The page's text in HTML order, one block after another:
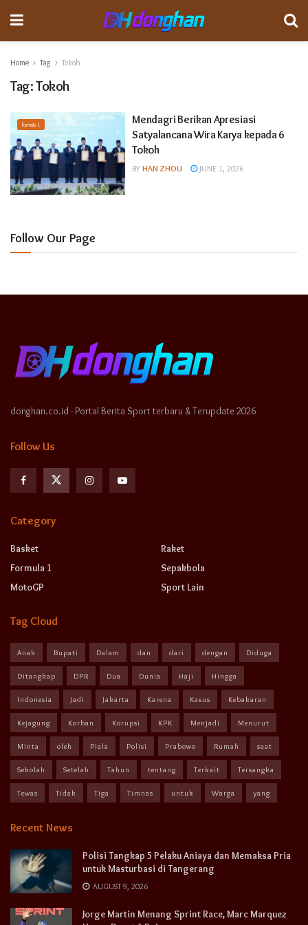
Home Tag Tokoh
Tag:Tokoh
Formula 1
Mendagri Berikan Apresiasi
Satyalancana Wira Karya kepada 6
Tokoh
BY HAN ZHOU JUNE 1, 2026
Follow Our Page
donghan.co.id - Portal Berita Sport terbaru & Terupdate 2026
Follow Us
Category
Basket
Formula 1
MotoGP
Raket
Sepakbola
Sport Lain
Tag Cloud
Anak Bupati Dalam dan dari dengan Diduga
Ditangkap DPR Dua Dunia Haji Hingga
Indonesia Jadi Jakarta Karena Kasus Kebakaran
Kejagung Korban Korupsi KPK Menjadi Menurut
Minta oleh Piala Polisi Prabowo Rumah saat
Sekolah Setelah Tahun tentang Terkait Tersangka
Tewas Tidak Tiga Timnas untuk Warga yang
Recent News
Polisi Tangkap 5 Pelaku Aniaya dan Memaksa Pria
untuk Masturbasi di Tangerang
AUGUST 9, 2026
Jorge Martin Menang Sprint Race, Marc Marquez